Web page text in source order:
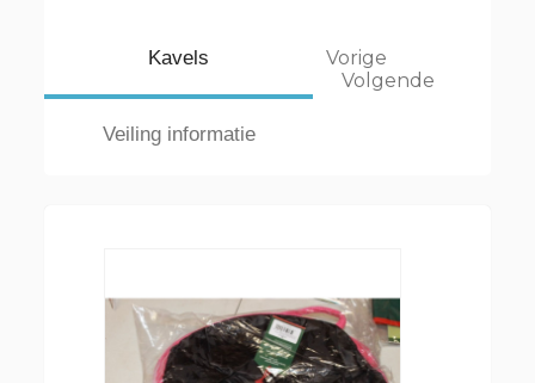
Kavels
Veiling informatie
Vorige
Volgende